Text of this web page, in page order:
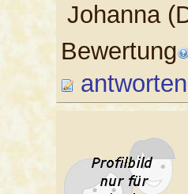
Johanna
Bewertung
antworten